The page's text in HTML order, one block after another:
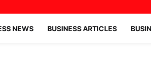
NEWS BUSINESS ARTICLES